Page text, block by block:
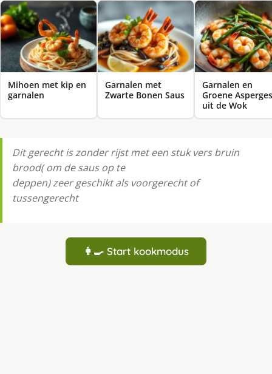
Mihoen met kip en
garnalen
Garnalen met
Zwarte Bonen Saus
Garnalen en
Groene Asperges
uit de Wok
Dit gerecht is zonder rĳst met een stuk vers bruin
brood( om de saus op te
deppen) zeer geschikt als voorgerecht of
tussengerecht
👩‍🍳 Start kookmodus